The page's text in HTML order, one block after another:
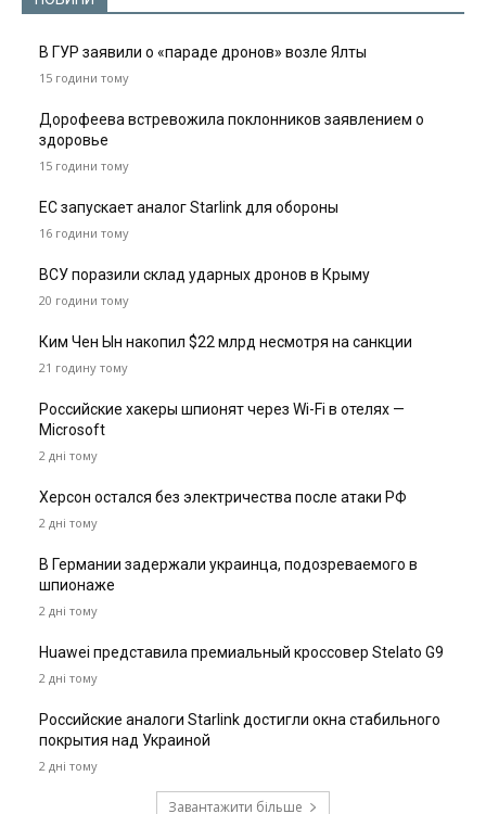
В ГУР заявили о «параде дронов» возле Ялты
15 години тому
Дорофеева встревожила поклонников заявлением о
здоровье
15 години тому
ЕС запускает аналог Starlink для обороны
16 години тому
ВСУ поразили склад ударных дронов в Крыму
20 години тому
Ким Чен Ын накопил $22 млрд несмотря на санкции
21 годину тому
Российские хакеры шпионят через Wi-Fi в отелях —
Microsoft
2 дні тому
Херсон остался без электричества после атаки РФ
2 дні тому
В Германии задержали украинца, подозреваемого в
шпионаже
2 дні тому
Huawei представила премиальный кроссовер Stelato G9
2 дні тому
Российские аналоги Starlink достигли окна стабильного
покрытия над Украиной
2 дні тому
Завантажити більше